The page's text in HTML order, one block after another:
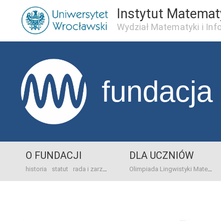
Instytut
Wydział Matematyki i
fundacja
O FUNDACJI
historia statut rada i zarząd dane bankowo-adresowe kontakt
DLA UCZNIÓW
Olimpiada Lingwistyki Matematycznej